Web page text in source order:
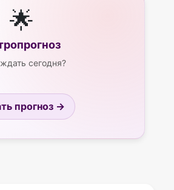
🌟
сегодня?
прогноз →